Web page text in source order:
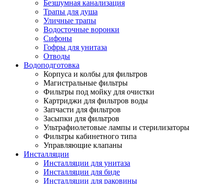
Безшумная канализация
Трапы для душа
Уличные трапы
Водосточные воронки
Сифоны
Гофры для унитаза
Отводы
Водоподготовка
Корпуса и колбы для фильтров
Магистральные фильтры
Фильтры под мойку для очистки
Картриджи для фильтров воды
Запчасти для фильтров
Засыпки для фильтров
Ультрафиолетовые лампы и стерилизаторы
Фильтры кабинетного типа
Управляющие клапаны
Инсталляции
Инсталляции для унитаза
Инсталляции для биде
Инсталляции для раковины